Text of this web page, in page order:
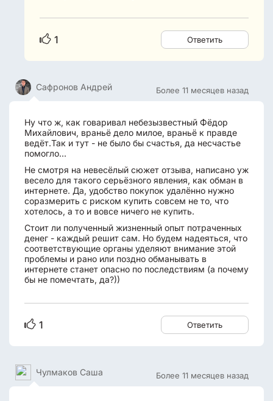
1 Ответить
Более 11 месяцев назад
Сафронов Андрей
Ну что ж, как говаривал небезызвестный Фёдор
Михайлович, враньё дело милое, враньё к правде
ведёт.Так и тут - не было бы счастья, да несчастье
помогло...
Не смотря на невесёлый сюжет отзыва, написано уж
весело для такого серьёзного явления, как обман в
интернете. Да, удобство покупок удалённо нужно
соразмерить с риском купить совсем не то, что
хотелось, а то и вовсе ничего не купить.
Стоит ли полученный жизненный опыт потраченных
денег - каждый решит сам. Но будем надеяться, что
соответствующие органы уделяют внимание этой
проблемы и рано или поздно обманывать в
интернете станет опасно по последствиям (а почему
бы не помечтать, да?))
1 Ответить
Более 11 месяцев назад
Чулмаков Саша